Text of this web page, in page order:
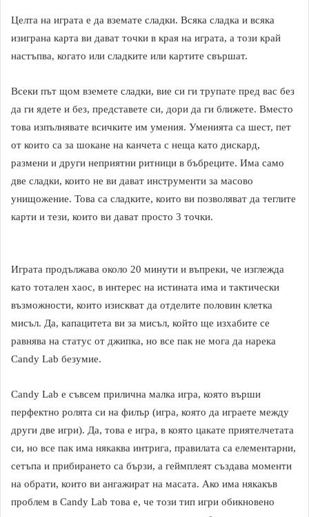
Целта на играта е да вземате сладки. Всяка сладка и всяка
изиграна карта ви дават точки в края на играта, а този край
настъпва, когато или сладките или картите свършат.
Всеки път щом вземете сладки, вие си ги трупате пред вас без
да ги ядете и без, представете си, дори да ги ближете. Вместо
това изпълнявате всичките им умения. Уменията са шест, пет
от които са за шокане на канчета с неща като дискард,
размени и други неприятни ритници в бъбреците. Има само
две сладки, които не ви дават инструменти за масово
унищожение. Това са сладките, които ви позволяват да теглите
карти и тези, които ви дават просто 3 точки.
Играта продължава около 20 минути и въпреки, че изглежда
като тотален хаос, в интерес на истината има и тактически
възможности, които изискват да отделите половин клетка
мисъл. Да, капацитета ви за мисъл, който ще изхабите се
равнява на статус от джипка, но все пак не мога да нарека
Candy Lab безумие.
Candy Lab е съвсем прилична малка игра, която върши
перфектно ролята си на филър (игра, която да играете между
други две игри). Да, това е игра, в която цакате приятелчетата
си, но все пак има някаква интрига, правилата са елементарни,
сетъпа и прибирането са бързи, а геймплеят създава моменти
на обрати, които ви ангажират на масата. Ако има някакъв
проблем в Candy Lab това е, че този тип игри обикновено